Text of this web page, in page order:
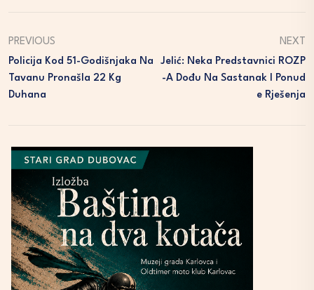
PREVIOUS
Policija Kod 51-Godišnjaka Na
Tavanu Pronašla 22 Kg
Duhana
NEXT
Jelić: Neka Predstavnici ROZP
-a Dođu Na Sastanak I Ponud
E Rješenja